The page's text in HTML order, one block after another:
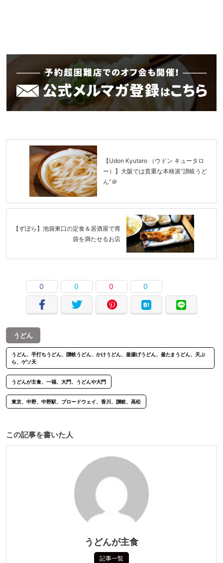
【Udon Kyutaro （ウドン キュータロ
ー）】大阪では貴重な本格派”讃岐うど
ん”＠
【ずぼら】池袋東口の定食＆居酒屋で胃
袋を満たせるお店
0 0 0 0
うどん
うどん、手打ちうどん、讃岐うどん、かけうどん、釜揚げうどん、釜たまうどん、天ぷ
ら、ゲソ天
うどんが主食、一福、大門、うどんや大門
東京、中野、中野駅、ブロードウェイ、香川、讃岐、高松
この記事を書いた人
うどんが主食
記事一覧